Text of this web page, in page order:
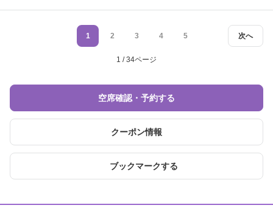
次へ
1 2 3 4 5
1 / 34ページ
空席確認・予約する
クーポン情報
ブックマークする